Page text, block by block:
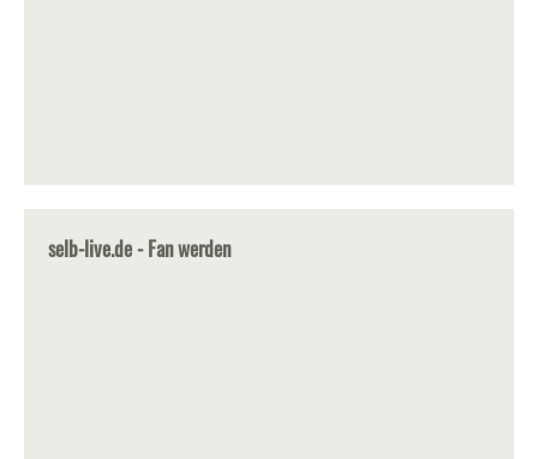
selb-live.de - Fan werden